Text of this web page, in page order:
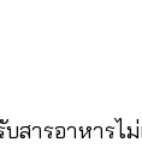
สารอาหารไ